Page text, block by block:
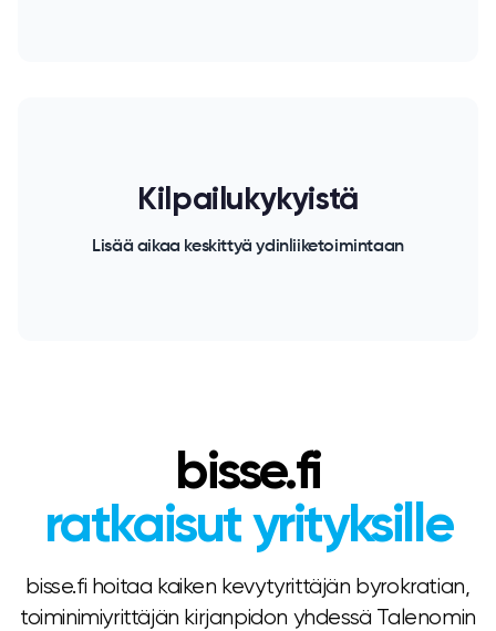
Kilpailukykyistä
Lisää aikaa keskittyä ydinliiketoimintaan
bisse.fi
ratkaisut yrityksille
bisse.fi hoitaa kaiken kevytyrittäjän byrokratian,
toiminimiyrittäjän kirjanpidon yhdessä Talenomin